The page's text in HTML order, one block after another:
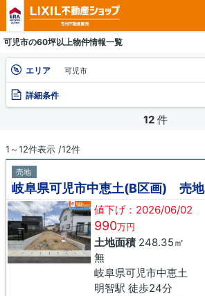
可児市の60坪以上物件情報一覧
エリア 可児市
詳細条件
12 件
1～12件表示 /12件
売地
岐阜県可児市中恵土(B区画) 売地
値下げ：2026/06/02
990万円
土地面積248.35㎡
無
岐阜県可児市中恵土
明智駅 徒歩24分